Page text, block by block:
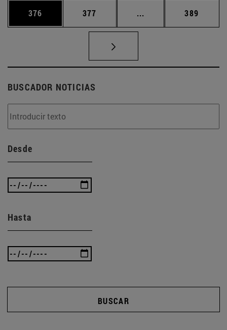
Página
376 Página
377 ... Páginas intermedias
Página
389
BUSCADOR NOTICIAS
Desde
Hasta
BUSCAR